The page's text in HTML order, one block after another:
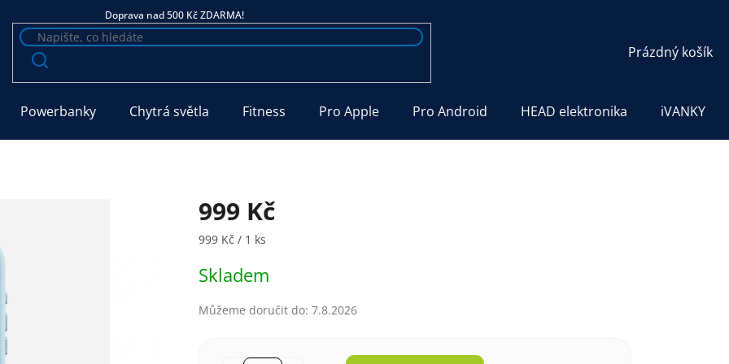
Doprava nad 500 Kč ZDARMA!
NÁKUPNÍ
Prázdný košík
Powerbanky Chytrá světla Fitness Pro Apple Pro Android HEAD elektronika iVANKY
999 Kč
Měrná cena:
999 Kč / 1 ks
Skladem
Můžeme doručit do: 7.8.2026